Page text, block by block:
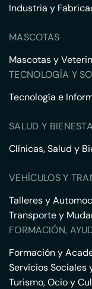
Industria y
MASCOTAS
Mascotas y
TECNOLOGÍA Y
Tecnología e
SALUD Y
Clínicas, Salud y
VEHÍCULOS Y
Talleres y
Transporte y
FORMACIÓN,
Formación y
Servicios Sociales
Turismo, Ocio y